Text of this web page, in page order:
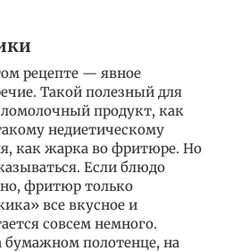
рецепте — явное
Такой полезный для
продукт, как
недиетическому
как жарка во фритюре. Но
Если блюдо
фритюр только
все вкусное и
совсем немного.
бумажном полотенце, на